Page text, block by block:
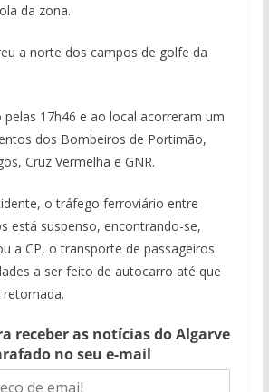
da zona.
a norte dos campos de golfe da
17h46 e ao local acorreram um
dos Bombeiros de Portimão,
Cruz Vermelha e GNR.
o tráfego ferroviário entre
está suspenso, encontrando-se,
a CP, o transporte de passageiros
a ser feito de autocarro até que
retomada.
receber as notícias do Algarve
no seu e-mail